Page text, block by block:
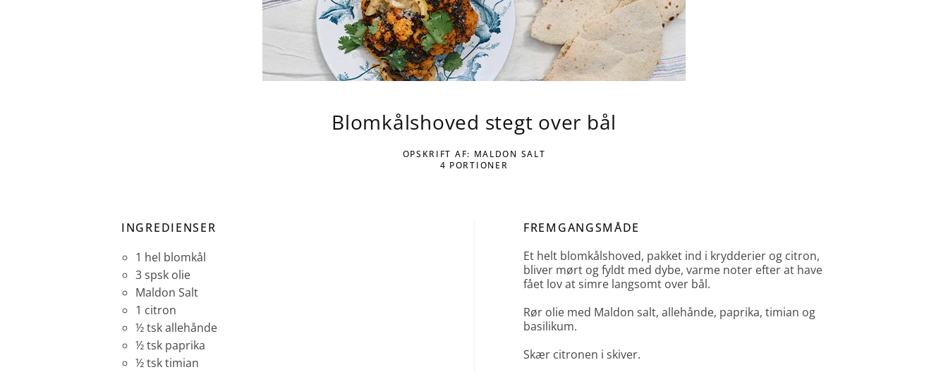
Blomkålshoved stegt over bål
OPSKRIFT AF: MALDON SALT
4 PORTIONER
INGREDIENSER
1 hel blomkål
3 spsk olie
Maldon Salt
1 citron
½ tsk allehånde
½ tsk paprika
½ tsk timian
FREMGANGSMÅDE
Et helt blomkålshoved, pakket ind i krydderier og citron,
bliver mørt og fyldt med dybe, varme noter efter at have
fået lov at simre langsomt over bål.
Rør olie med Maldon salt, allehånde, paprika, timian og
basilikum.
Skær citronen i skiver.